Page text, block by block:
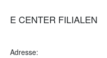
E CENTER FILIALEN
Adresse: